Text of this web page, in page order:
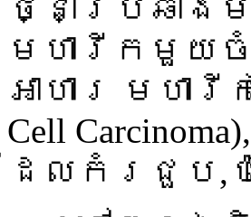
ថ្នាំប្រឆាំង
មហារីកមួយ
អាហារ មហារីក
Cell
ដែលកំរជួប,ប៉ុ